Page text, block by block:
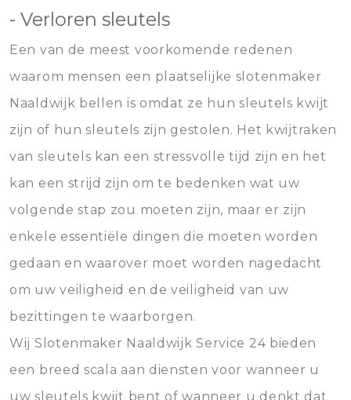
- Verloren sleutels
Een van de meest voorkomende redenen
waarom mensen een plaatselijke slotenmaker
Naaldwijk bellen is omdat ze hun sleutels kwijt
zijn of hun sleutels zijn gestolen. Het kwijtraken
van sleutels kan een stressvolle tijd zijn en het
kan een strijd zijn om te bedenken wat uw
volgende stap zou moeten zijn, maar er zijn
enkele essentiële dingen die moeten worden
gedaan en waarover moet worden nagedacht
om uw veiligheid en de veiligheid van uw
bezittingen te waarborgen.
Wij Slotenmaker Naaldwijk Service 24 bieden
een breed scala aan diensten voor wanneer u
uw sleutels kwijt bent of wanneer u denkt dat